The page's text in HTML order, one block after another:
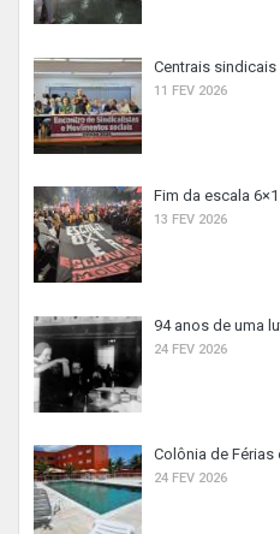
Centrais sindicais
11 FEV 2026
Fim da escala
13 FEV 2026
94 anos de uma
24 FEV 2026
Colônia de Férias
24 FEV 2026